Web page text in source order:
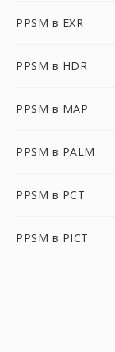
PPSM в EXR
PPSM в HDR
PPSM в MAP
PPSM в PALM
PPSM в PCT
PPSM в PICT